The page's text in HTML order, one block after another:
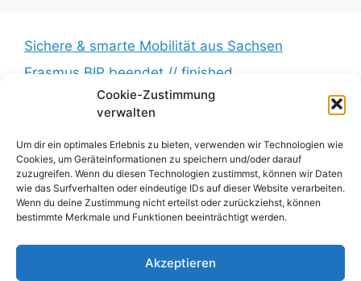
Cookie-Zustimmung
verwalten
Um dir ein optimales Erlebnis zu bieten, verwenden wir Technologien wie
Cookies, um Geräteinformationen zu speichern und/oder darauf
zuzugreifen. Wenn du diesen Technologien zustimmst, können wir Daten
wie das Surfverhalten oder eindeutige IDs auf dieser Website verarbeiten.
Wenn du deine Zustimmung nicht erteilst oder zurückziehst, können
bestimmte Merkmale und Funktionen beeinträchtigt werden.
Akzeptieren
Sichere & smarte Mobilität aus Sachsen
Erasmus BIP beendet // finished
Messkampagne erfolgreich beendet //
Measurement campaign successfully completed
BumbleB – Großer Andrang // Huge turnout
Zwischenbericht veröffentlicht // Interim report
published